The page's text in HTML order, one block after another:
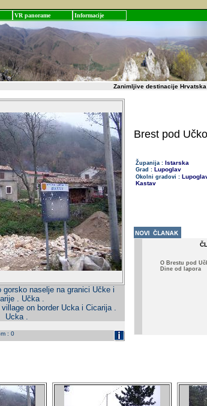
VR panorame Informacije
Zanimljive destinacije Hrvatska
gorsko naselje na granici Učke i
. Učka .
on border Ucka i Cicarija .
Ucka .
: 0
Brest pod
Županija : Istarska
Grad : Lupoglav
Okolni gradovi :
Kastav
O Brestu pod
Dine od lapora